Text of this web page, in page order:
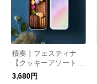
積奏｜フェスティナ
【クッキーアソート
缶】
3,680円